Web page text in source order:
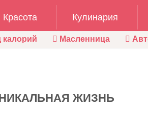
Красота Кулинария
калорий Масленница
ЖИЗНЬ